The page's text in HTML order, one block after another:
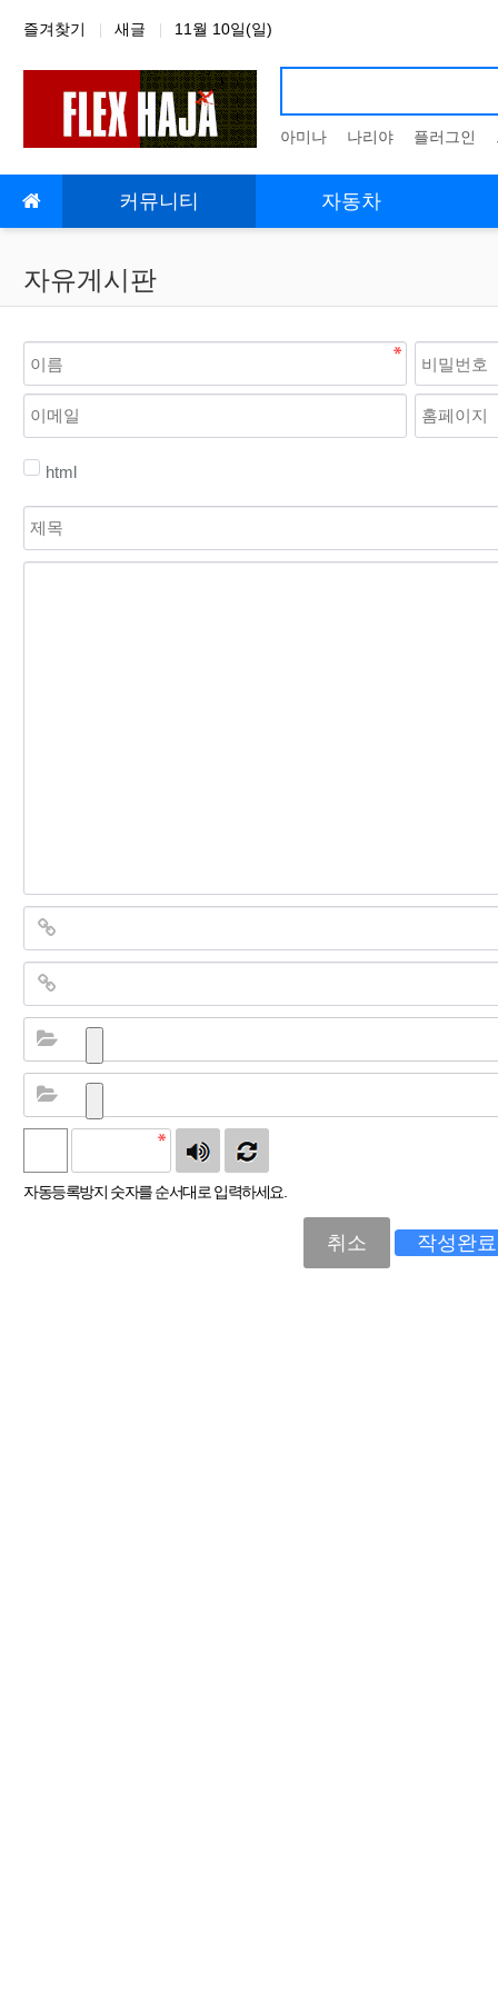
상단 네비
즐겨찾기 새글 11월 10일(일)
아미나 나리야 플러그인
메인 메뉴 커뮤니티 자동차
자유게시판
html
자동등록방지 숫자를 순서대로 입력하세요.
취소 작성완료